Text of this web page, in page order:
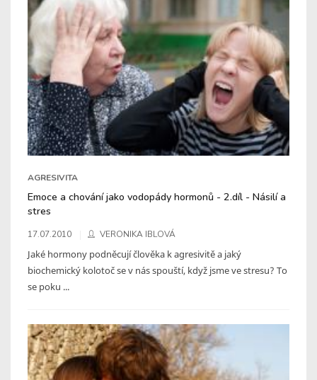
AGRESIVITA
Emoce a chování jako vodopády hormonů - 2.díl - Násilí a
stres
17.07.2010 VERONIKA IBLOVÁ
Jaké hormony podněcují člověka k agresivitě a jaký
biochemický kolotoč se v nás spouští, když jsme ve stresu? To
se poku ...